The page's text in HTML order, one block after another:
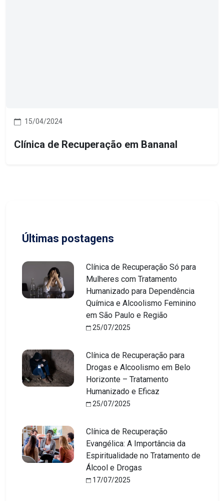
15/04/2024
Clínica de Recuperação em Bananal
Últimas postagens
Clínica de Recuperação Só para
Mulheres com Tratamento
Humanizado para Dependência
Química e Alcoolismo Feminino
em São Paulo e Região
25/07/2025
Clínica de Recuperação para
Drogas e Alcoolismo em Belo
Horizonte – Tratamento
Humanizado e Eficaz
25/07/2025
Clínica de Recuperação
Evangélica: A Importância da
Espiritualidade no Tratamento de
Álcool e Drogas
17/07/2025